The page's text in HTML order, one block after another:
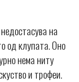
на
од клупата. Оно
нема ниту
и трофеи.